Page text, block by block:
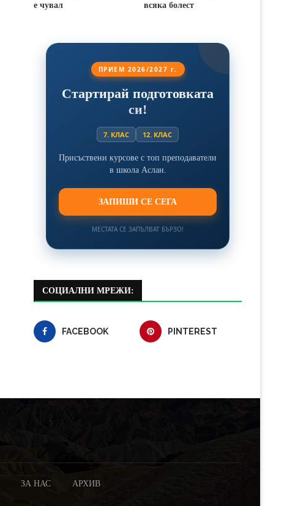
е чувал
всяка болест
ПРИЕМ 2026/2027 г.
Стартирай подготовката
си!
7. КЛАС 12. КЛАС
Присъствени курсове с топ преподаватели
в школа Аслан.
ЗАПИШИ СЕ СЕГА
МЕСТАТА СЕ ЗАПЪЛВАТ БЪРЗО!
СОЦИАЛНИ МРЕЖИ:
FACEBOOK PINTEREST
ЗА НАС АРХИВ